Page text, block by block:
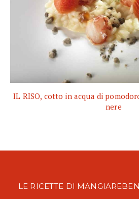
IL RISO, cotto in acqua di
nere
LE RICETTE DI